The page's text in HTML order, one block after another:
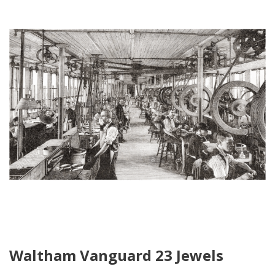
Waltham Vanguard 23 Jewels